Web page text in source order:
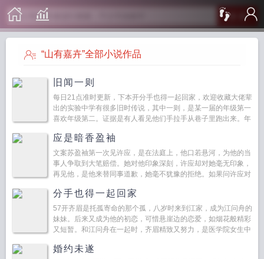
搜 索
“山有嘉卉”全部小说作品
旧闻一则
每日21点准时更新，下本开分手也得一起回家，欢迎收藏大佬辈
出的实验中学有很多旧时传说，其中一则，是某一届的年级第一
喜欢年级第二。证据是有人看见他们手拉手从巷子里跑出来。年
应是暗香盈袖
文案苏盈袖第一次见许应，是在法庭上，他口若悬河，为他的当
事人争取到大笔赔偿。她对他印象深刻，许应却对她毫无印象，
再见他，是他来替同事道歉，她毫不犹豫的拒绝。如果问许应对
分手也得一起回家
57开齐眉是托孤寄命的那个孤，八岁时来到江家，成为江问舟的
妹妹。后来又成为他的初恋，可惜悬崖边的恋爱，如烟花般精彩
又短暂。和江问舟在一起时，齐眉精致又努力，是医学院女生中
婚约未遂